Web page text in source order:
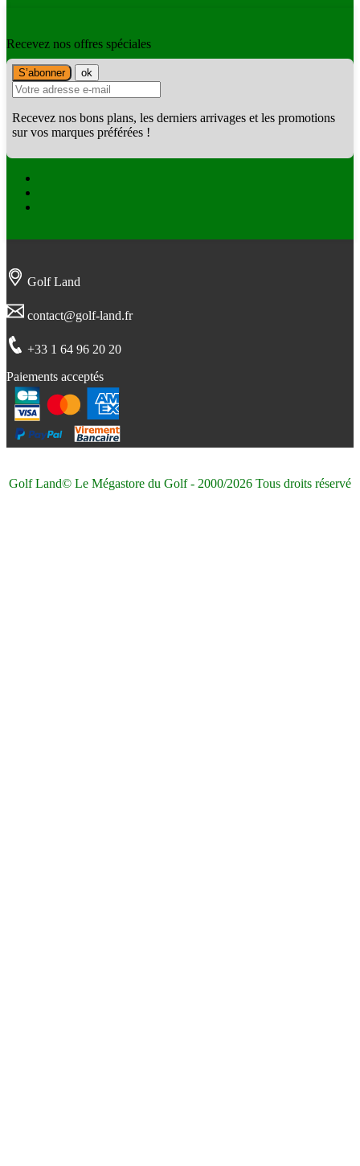
Recevez nos offres spéciales
Recevez nos bons plans, les derniers arrivages et les promotions
sur vos marques préférées !
Golf Land
contact@golf-land.fr
+33 1 64 96 20 20
Paiements acceptés
Golf Land© Le Mégastore du Golf - 2000/2026 Tous droits réservé